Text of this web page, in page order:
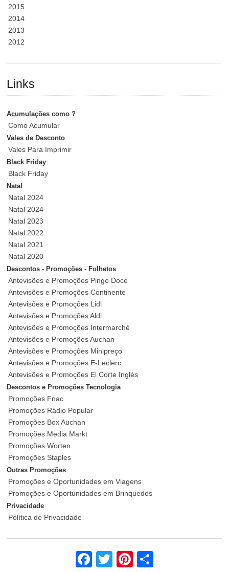
2015
2014
2013
2012
Links
Acumulações como ?
Como Acumular
Vales de Desconto
Vales Para Imprimir
Black Friday
Black Friday
Natal
Natal 2024
Natal 2024
Natal 2023
Natal 2022
Natal 2021
Natal 2020
Descontos - Promoções - Folhetos
Antevisões e Promoções Pingo Doce
Antevisões e Promoções Continente
Antevisões e Promoções Lidl
Antevisões e Promoções Aldi
Antevisões e Promoções Intermarché
Antevisões e Promoções Auchan
Antevisões e Promoções Minipreço
Antevisões e Promoções E-Leclerc
Antevisões e Promoções El Corte Inglés
Descontos e Promoções Tecnologia
Promoções Fnac
Promoções Rádio Popular
Promoções Box Auchan
Promoções Media Markt
Promoções Worten
Promoções Staples
Outras Promoções
Promoções e Oportunidades em Viagens
Promoções e Oportunidades em Brinquedos
Privacidade
Política de Privacidade
Facebook Twitter Pinterest